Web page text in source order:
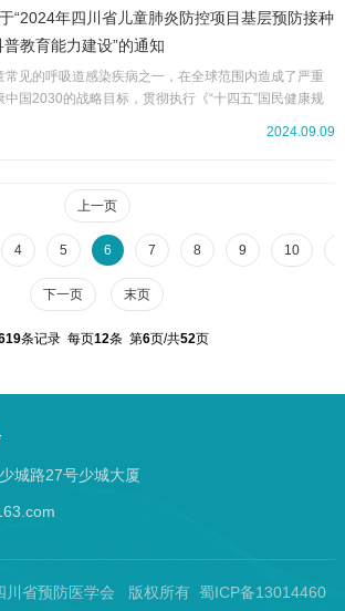
市疾病预防控制中心将于2024年9月
共卫生与预防医学体系发展分会年会
暨学术报告会”，热忱欢迎各位同仁参
会！...
“2024年四川省儿童肺炎防控项目基层预防接种
教育能力建设”的通知
见的呼吸道感染疾病之一，在全球范围内造成了严重
国2030的战略目标，贯彻执行《“十四五”国民健康规
力，四川省预防医学会计划于2024年9月-12月开展“四川
的深入至省内各级疾控中心及预防接种单位的一线医护
便捷性和信息反馈及时性，培训将全程在线...
2024.09.09
上一页
4 5 6 7 8 9 10
下一页 末页
条记录 每页12条 第6页/共52页
城路27号少城大厦
省预防医学会 版权所有 蜀ICP备13014460